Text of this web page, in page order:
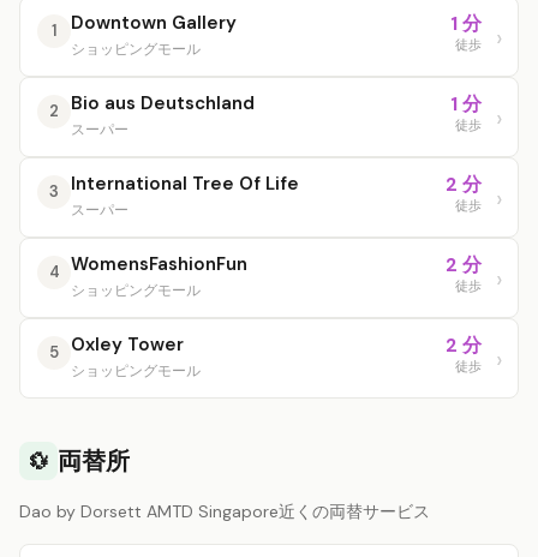
1 Downtown Gallery
ショッピングモール
1 分
徒歩
2 Bio aus Deutschland
スーパー
1 分
徒歩
3 International Tree Of Life
スーパー
2 分
徒歩
4 WomensFashionFun
ショッピングモール
2 分
徒歩
5 Oxley Tower
ショッピングモール
2 分
徒歩
💱 両替所
Dao by Dorsett AMTD Singapore近くの両替サービス